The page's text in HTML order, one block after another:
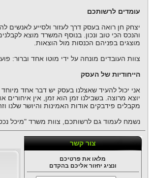
עומדים לרשותכם
יצחק חן רואה בעסק דרך לעזור ולסייע
והנכס הכי טוב ונכון. בנוסף המשרד מוצא
מוצגים בפניהם הכנסות מול הוצאות.
צוות העובדים מונחה על ידי מוטו אחד וברור:
הייחודיות של העסק
אני יכול להעיד שאצלנו בעסק יש דבר אחד
יוצא מרוצה. בשבילנו זמן הוא זמן, אין איחורים
מקבלים פידבקים אודות האמינות והיושר שלנו
נשמח לעמוד גם לרשותכם, צוות משרד "מיכל
צור קשר
מלאו את פרטיכם
ונציג יחזור אליכם בהקדם